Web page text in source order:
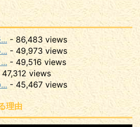
- 86,483 views
- 49,973 views
- 49,516 views
views
- 45,467 views
理由